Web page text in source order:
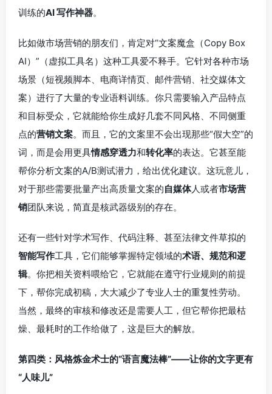
训练的AI 写作神器。
比如做市场营销的朋友们，肯定对“文案魔盒（Copy Box
AI）”（虚拟工具名）这种工具爱不释手。它针对各种市场
场景（短视频脚本、电商详情页、邮件营销、社交媒体文
案）进行了大量的专业语料训练。你只需要输入产品特点
和目标受众，它就能给你生成好几套不同风格、不同侧重
点的营销文案。而且，它的文案里不会出现那些“假大空”的
词，而是会用更具情感穿透力和转化率的表达。它甚至能
帮你分析文案的A/B测试潜力，给出优化建议。这玩意儿，
对于那些需要批量产出高质量文案的自媒体人或者市场营
销团队来说，简直是核武器级别的存在。
还有一些针对学术写作、代码注释、甚至法律文件草拟的
智能写作工具，它们能够掌握特定领域的术语、规范和逻
辑。你把相关资料喂给它，它就能在遵守行业规则的前提
下，帮你完成初稿，大大减少了专业人士的重复性劳动。
当然，最终的审核和修改还是需要人工，但它帮你把最枯
燥、最耗时的工作给做了，这是巨大的解放。
第四类：风格炼金术士的“语言魔法棒”——让你的文字更有
“人味儿”